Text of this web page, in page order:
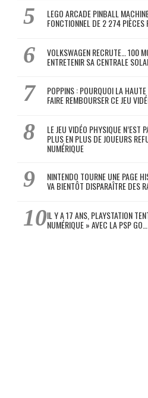
LEGO ARCADE PINBALL
FONCTIONNEL DE 2 274 PIÈCES
VOLKSWAGEN RECRUTE… 100
ENTRETENIR SA CENTRALE
POPPINS : POURQUOI LA
FAIRE REMBOURSER CE JEU
LE JEU VIDÉO PHYSIQUE N’EST
PLUS EN PLUS DE JOUEURS
NUMÉRIQUE
NINTENDO TOURNE UNE PAGE
VA BIENTÔT DISPARAÎTRE DES
IL Y A 17 ANS, PLAYSTATION
NUMÉRIQUE » AVEC LA PSP